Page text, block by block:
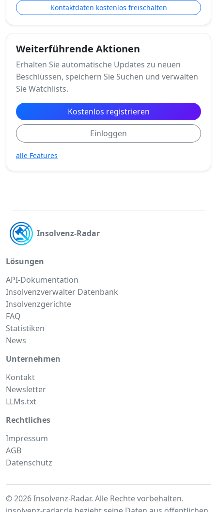
Kontaktdaten kostenlos freischalten
Weiterführende Aktionen
Erhalten Sie automatische Updates zu neuen
Beschlüssen, speichern Sie Suchen und verwalten
Sie Watchlists.
Kostenlos registrieren
Einloggen
alle Features
Insolvenz-Radar
Lösungen
API-Dokumentation
Insolvenzverwalter Datenbank
Insolvenzgerichte
FAQ
Statistiken
News
Unternehmen
Kontakt
Newsletter
LLMs.txt
Rechtliches
Impressum
AGB
Datenschutz
© 2026 Insolvenz-Radar. Alle Rechte vorbehalten.